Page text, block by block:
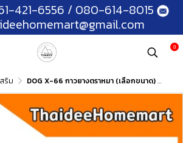
421-6556 / 080-614-8015
0
ริม DOG X-66 กาวยางตราหมา (เลือกขนาด) 8859225706035(200 มล.)/8859225706028(600 มล.)